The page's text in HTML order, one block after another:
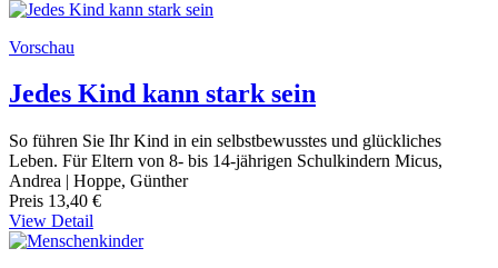
Vorschau
Jedes Kind kann stark sein
So führen Sie Ihr Kind in ein selbstbewusstes und glückliches
Leben. Für Eltern von 8- bis 14-jährigen Schulkindern Micus,
Andrea | Hoppe, Günther
Preis 13,40 €
View Detail